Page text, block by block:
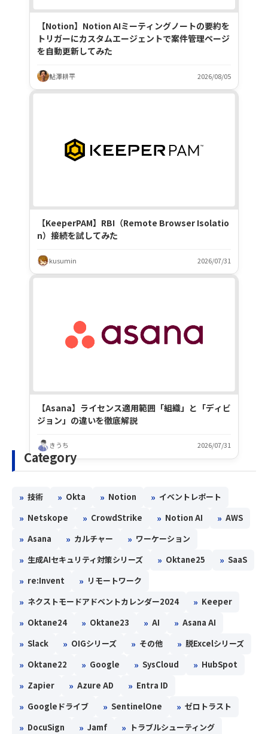
【Notion】Notion AIミーティングノートの要約を
トリガーにカスタムエージェントで案件管理ページ
を自動更新してみた
鮎澤耕平 2026/08/05
【KeeperPAM】RBI（Remote Browser Isolatio
n）接続を試してみた
kusumin 2026/07/31
【Asana】ライセンス適用範囲「組織」と「ディビ
ジョン」の違いを徹底解説
きうち 2026/07/31
Category
» 技術 » Okta » Notion » イベントレポート
» Netskope » CrowdStrike » Notion AI » AWS
» Asana » カルチャー » ワーケーション
» 生成AIセキュリティ対策シリーズ » Oktane25 » SaaS
» re:Invent » リモートワーク
» ネクストモードアドベントカレンダー2024 » Keeper
» Oktane24 » Oktane23 » AI » Asana AI
» Slack » OIGシリーズ » その他 » 脱Excelシリーズ
» Oktane22 » Google » SysCloud » HubSpot
» Zapier » Azure AD » Entra ID
» Googleドライブ » SentinelOne » ゼロトラスト
» DocuSign » Jamf » トラブルシューティング